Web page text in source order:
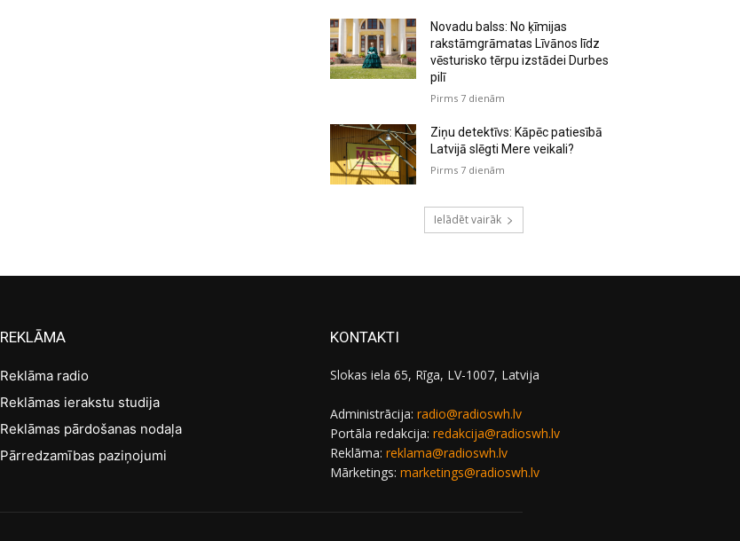
Novadu balss: No ķīmijas
rakstāmgrāmatas Līvānos līdz
vēsturisko tērpu izstādei Durbes
pilī
Pirms 7 dienām
Ziņu detektīvs: Kāpēc patiesībā
Latvijā slēgti Mere veikali?
Pirms 7 dienām
Ielādēt vairāk
REKLĀMA
Reklāma radio
Reklāmas ierakstu studija
Reklāmas pārdošanas nodaļa
Pārredzamības paziņojumi
KONTAKTI
Slokas iela 65, Rīga, LV-1007, Latvija
Administrācija: radio@radioswh.lv
Portāla redakcija: redakcija@radioswh.lv
Reklāma: reklama@radioswh.lv
Mārketings: marketings@radioswh.lv